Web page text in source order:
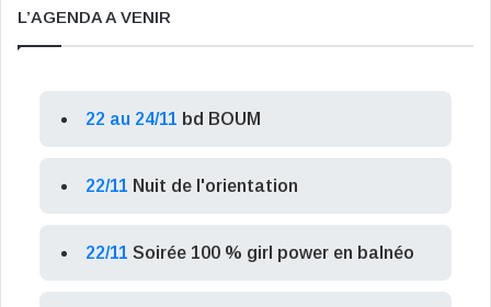
L’AGENDA A VENIR
22 au 24/11 bd BOUM
22/11 Nuit de l'orientation
22/11 Soirée 100 % girl power en balnéo